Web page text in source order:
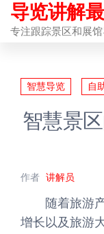
前
往
导览讲解
专注跟踪景区和展
智慧导览 自
智慧景
作者 讲解员
随着旅游产
增长以及旅游